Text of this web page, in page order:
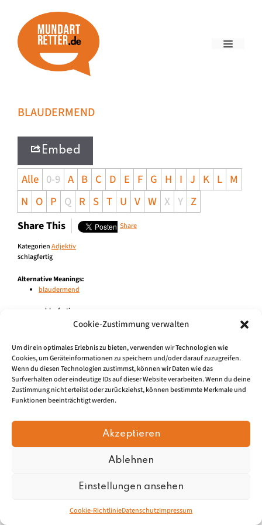
Cookie-Zustimmung verwalten
Um dir ein optimales Erlebnis zu bieten, verwenden wir Technologien wie
Cookies, um Geräteinformationen zu speichern und/oder darauf zuzugreifen.
Wenn du diesen Technologien zustimmst, können wir Daten wie das
Surfverhalten oder eindeutige IDs auf dieser Website verarbeiten. Wenn du deine
Zustimmung nicht erteilst oder zurückziehst, können bestimmte Merkmale und
Funktionen beeinträchtigt werden.
Akzeptieren
Ablehnen
Einstellungen ansehen
Cookie-RichtlinieDatenschutzImpressum
BLAUDERMEND
Embed
Alle 0-9 A B C D E F G H I J K L M
N O P Q R S T U V W X Y Z
Share This Share
KategorienAdjektiv
schlagfertig
Alternative Meanings:
blaudermend
schlagfertig
Impressum|Datenschutz
© 2026, Mundartretter.de